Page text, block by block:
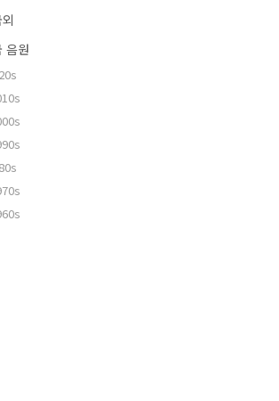
음원